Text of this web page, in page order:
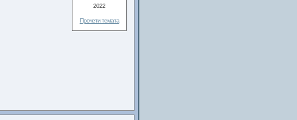
2022
Прочети темата